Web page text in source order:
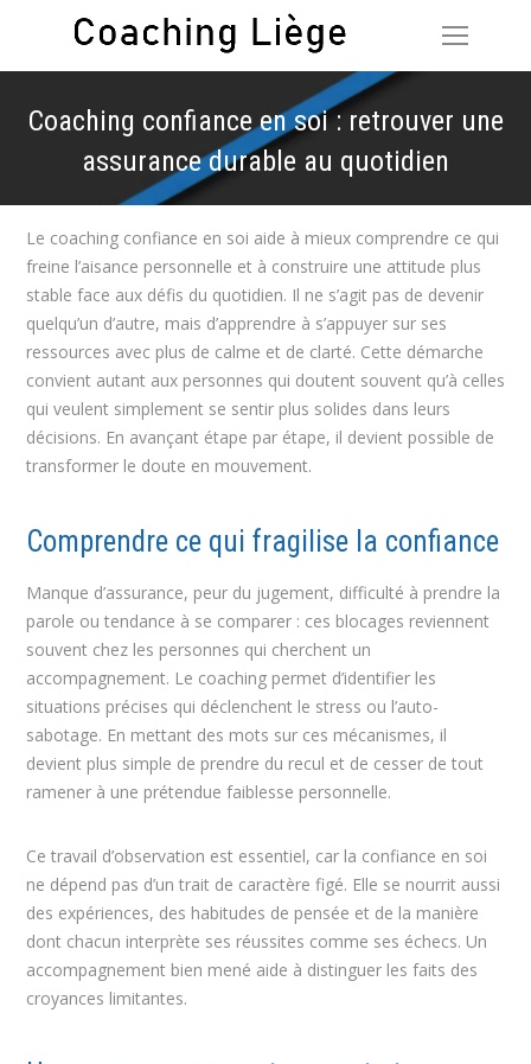
Coaching confiance en soi : retrouver une
assurance durable au quotidien
Le coaching confiance en soi aide à mieux comprendre ce qui
freine l’aisance personnelle et à construire une attitude plus
stable face aux défis du quotidien. Il ne s’agit pas de devenir
quelqu’un d’autre, mais d’apprendre à s’appuyer sur ses
ressources avec plus de calme et de clarté. Cette démarche
convient autant aux personnes qui doutent souvent qu’à celles
qui veulent simplement se sentir plus solides dans leurs
décisions. En avançant étape par étape, il devient possible de
transformer le doute en mouvement.
Comprendre ce qui fragilise la confiance
Manque d’assurance, peur du jugement, difficulté à prendre la
parole ou tendance à se comparer : ces blocages reviennent
souvent chez les personnes qui cherchent un
accompagnement. Le coaching permet d’identifier les
situations précises qui déclenchent le stress ou l’auto-
sabotage. En mettant des mots sur ces mécanismes, il
devient plus simple de prendre du recul et de cesser de tout
ramener à une prétendue faiblesse personnelle.
Ce travail d’observation est essentiel, car la confiance en soi
ne dépend pas d’un trait de caractère figé. Elle se nourrit aussi
des expériences, des habitudes de pensée et de la manière
dont chacun interprète ses réussites comme ses échecs. Un
accompagnement bien mené aide à distinguer les faits des
croyances limitantes.